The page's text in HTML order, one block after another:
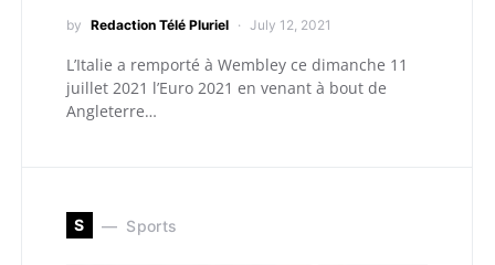
by Redaction Télé Pluriel July 12, 2021
L’Italie a remporté à Wembley ce dimanche 11
juillet 2021 l’Euro 2021 en venant à bout de
Angleterre…
S Sports